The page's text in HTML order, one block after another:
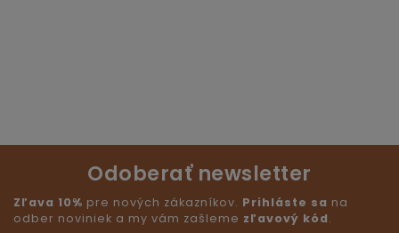
Odoberať newsletter
Zľava 10% pre nových zákazníkov. Prihláste sa na
odber noviniek a my vám zašleme zľavový kód.